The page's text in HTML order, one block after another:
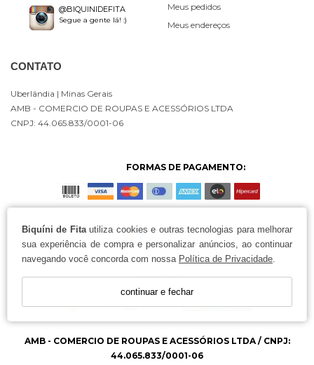
Biquíni de Fitautiliza cookies e outras tecnologias para melhorar
sua experiência de compra e personalizar anúncios, ao continuar
navegando você concorda com nossa Política de Privacidade
continuar e fechar
@BIQUINIDEFITA
Segue a gente lá! :)
Meus pedidos
Meus endereços
CONTATO
Uberlândia | Minas Gerais
AMB - COMERCIO DE ROUPAS E ACESSÓRIOS LTDA
CNPJ: 44.065.833/0001-06
FORMAS DE PAGAMENTO:
AMB - COMERCIO DE ROUPAS E ACESSÓRIOS LTDA / CNPJ:
44.065.833/0001-06